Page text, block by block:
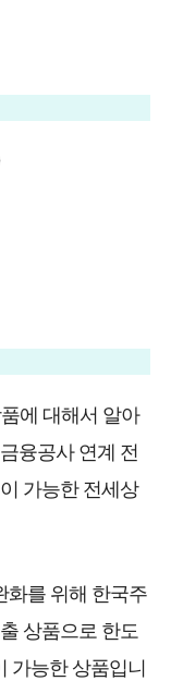
에 대해서 알아
융공사 연계 전
가능한 전세상
화를 위해 한국주
상품으로 한도
가능한 상품입니